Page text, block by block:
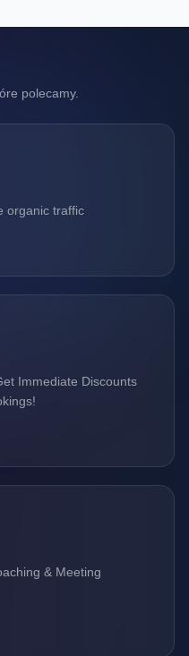
polecamy.
organic traffic
Immediate Discounts
& Meeting